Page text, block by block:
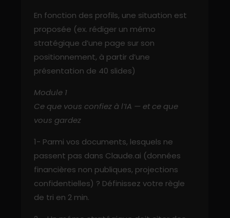
En fonction des profils, une situation est
proposée (ex. rédiger un mémo
stratégique d’une page sur son
positionnement, à partir d’une
présentation de 40 slides)
Module 1
Ce que vous confiez à l’IA — et ce que
vous gardez
1- Parmi vos documents, lesquels ne
passent pas dans Claude.ai (données
financières non publiques, projections
confidentielles) ? Définissez votre règle
de tri en 2 min.